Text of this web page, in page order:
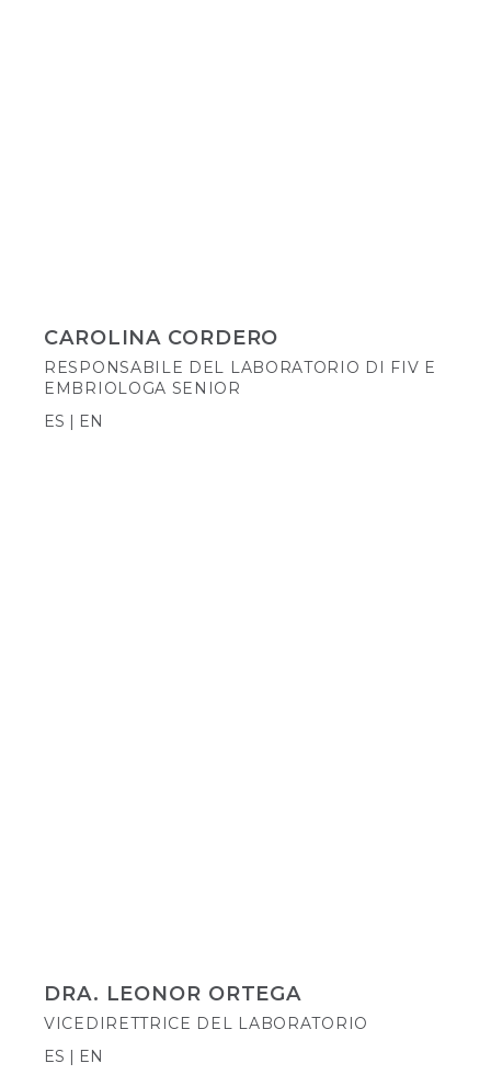
CAROLINA CORDERO
RESPONSABILE DEL LABORATORIO DI FIV E
EMBRIOLOGA SENIOR
ES | EN
DRA. LEONOR ORTEGA
VICEDIRETTRICE DEL LABORATORIO
ES | EN